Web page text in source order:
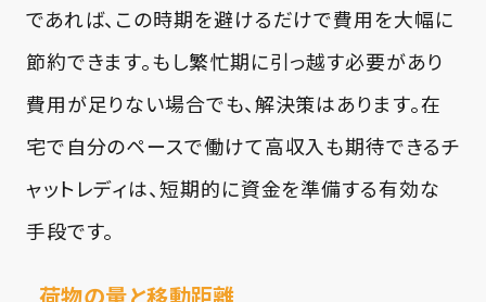
であれば、この時期を避けるだけで費用を大幅に
節約できます。もし繁忙期に引っ越す必要があり
費用が足りない場合でも、解決策はあります。在
宅で自分のペースで働けて高収入も期待できるチ
ャットレディは、短期的に資金を準備する有効な
手段です。